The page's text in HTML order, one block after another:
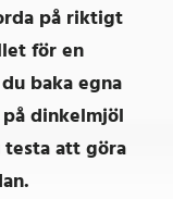
på riktigt
för en
baka egna
dinkelmjöl
testa att göra